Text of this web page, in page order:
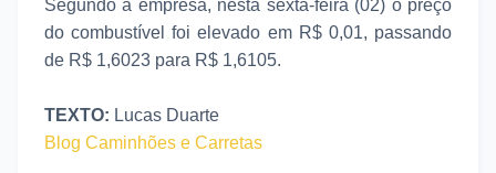
Segundo a empresa, nesta sexta-feira (02) o preço
do combustível foielevado em R$ 0,01, passando
de R$ 1,6023 para R$ 1,6105.
TEXTO: Lucas Duarte
Blog Caminhões e Carretas